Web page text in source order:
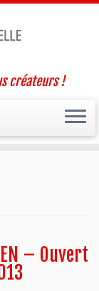
créateurs !
– Ouvert